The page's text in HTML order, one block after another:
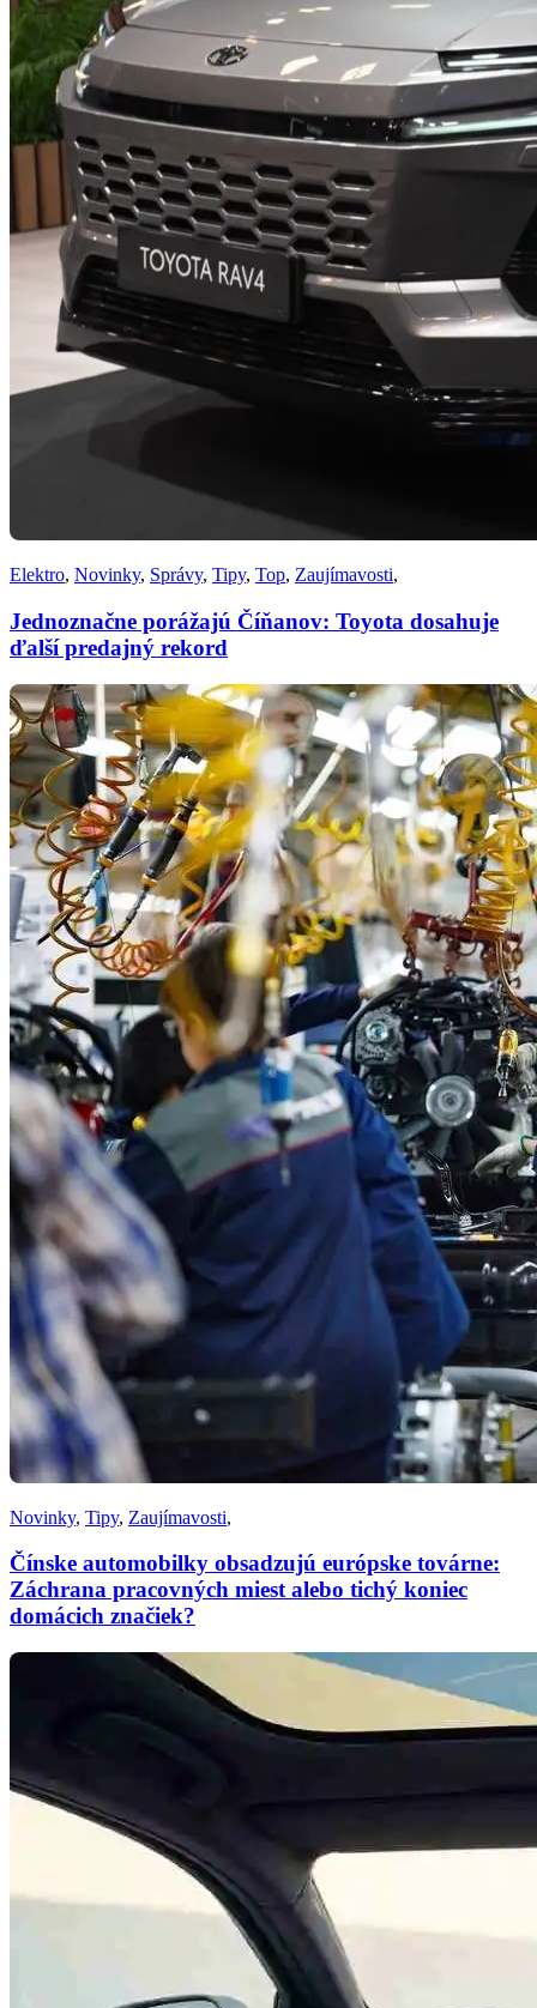
Elektro, Novinky, Správy, Tipy, Top, Zaujímavosti,
Jednoznačne porážajú Číňanov: Toyota dosahuje
ďalší predajný rekord
Novinky, Tipy, Zaujímavosti,
Čínske automobilky obsadzujú európske továrne:
Záchrana pracovných miest alebo tichý koniec
domácich značiek?